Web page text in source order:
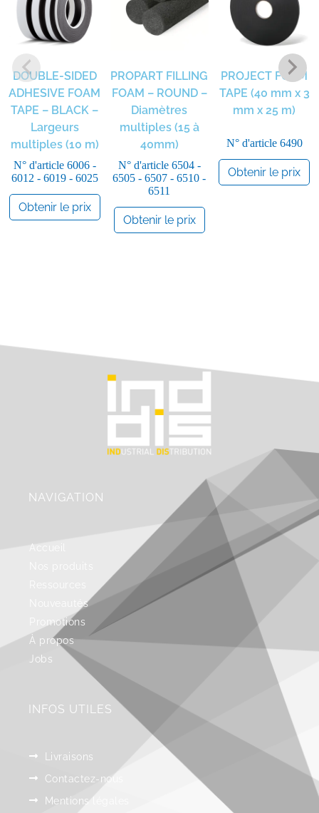
DOUBLE-SIDED
ADHESIVE FOAM
TAPE – BLACK –
Largeurs
multiples (10 m)
N° d'article 6006 -
6012 - 6019 - 6025
Obtenir le prix
PROPART FILLING
FOAM – ROUND –
Diamètres
multiples (15 à
40mm)
N° d'article 6504 -
6505 - 6507 - 6510 -
6511
Obtenir le prix
PROJECT FOAM
TAPE (40 mm x 3
mm x 25 m)
N° d'article 6490
Obtenir le prix
NAVIGATION
Accueil
Nouveautés
Promotions
À propos
Jobs
INFOS UTILES
Livraisons
Contactez-nous
Mentions légales